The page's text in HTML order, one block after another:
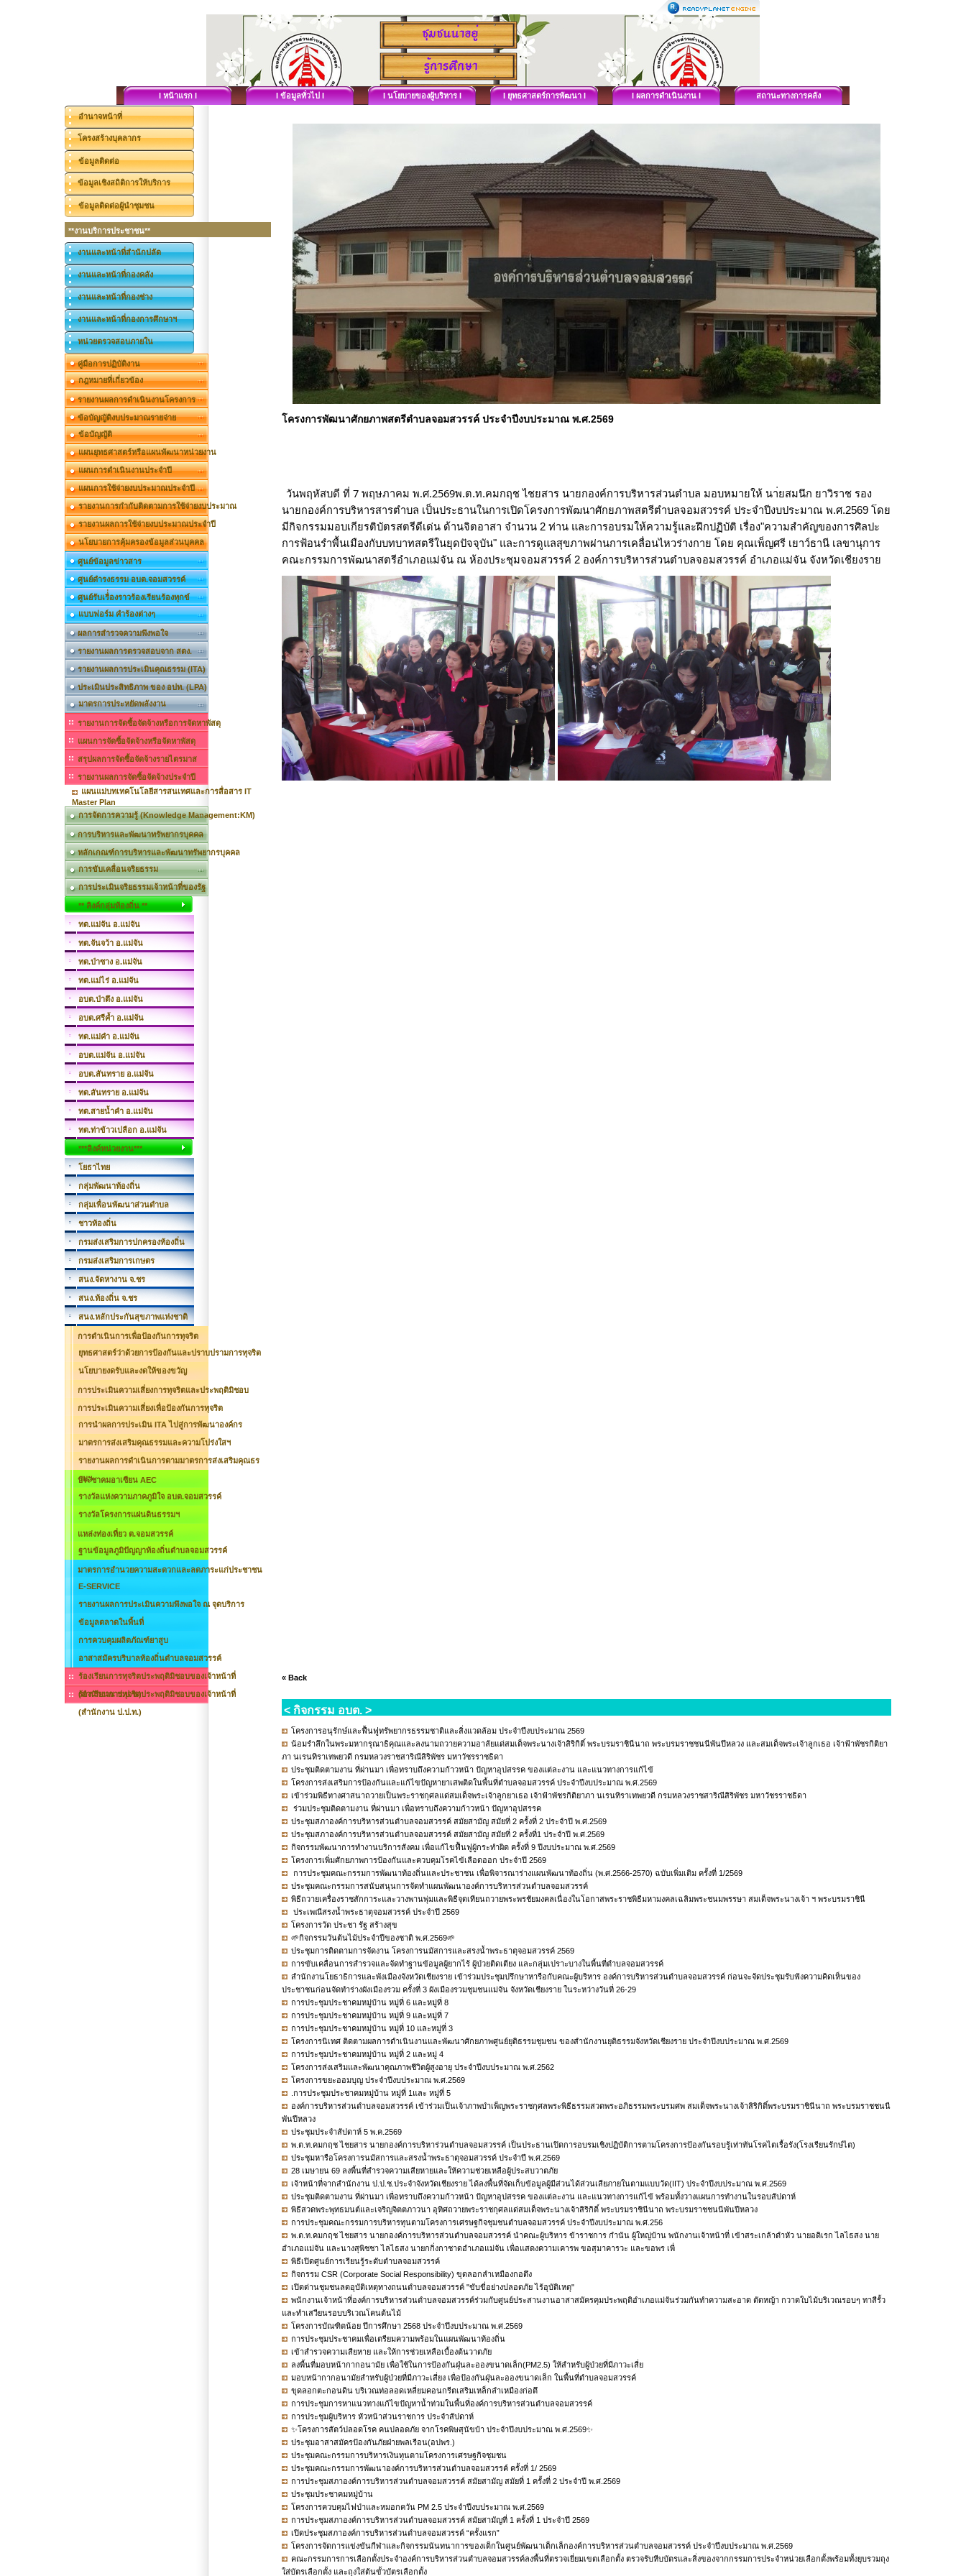
I หน้าแรก I I ข้อมูลทั่วไป I I นโยบายของผู้บริหาร I I ยุทธศาสตร์การพัฒนา I I ผลการดำเนินงาน I สถานะทางการคลัง
อำนาจหน้าที่
โครงสร้างบุคลากร
ข้อมูลติดต่อ
ข้อมูลเชิงสถิติการให้บริการ
ข้อมูลติดต่อผู้นำชุมชน
**งานบริการประชาชน**
งานและหน้าที่สำนักปลัด
งานและหน้าที่กองคลัง
งานและหน้าที่กองช่าง
งานและหน้าที่กองการศึกษาฯ
หน่วยตรวจสอบภายใน
คู่มือการปฏิบัติงาน
กฎหมายที่เกี่ยวข้อง
รายงานผลการดำเนินงานโครงการ
ข้อบัญญัติงบประมาณรายจ่าย
ข้อบัญญัติ
แผนยุทธศาสตร์หรือแผนพัฒนาหน่วยงาน
แผนการดำเนินงานประจำปี
แผนการใช้จ่ายงบประมาณประจำปี
รายงานการกำกับติดตามการใช้จ่ายงบประมาณ
รายงานผลการใช้จ่ายงบประมาณประจำปี
นโยบายการคุ้มครองข้อมูลส่วนบุคคล
ศูนย์ข้อมูลข่าวสาร
ศูนย์ดำรงธรรม อบต.จอมสวรรค์
ศูนย์รับเรื่่องราวร้องเรียนร้องทุกข์
แบบฟอร์ม คำร้องต่างๆ
ผลการสำรวจความพึงพอใจ
รายงานผลการตรวจสอบจาก สตง.
รายงานผลการประเมินคุณธรรม (ITA)
ประเมินประสิทธิภาพ ของ อปท. (LPA)
มาตรการประหยัดพลังงาน
รายงานการจัดซื้อจัดจ้างหรือการจัดหาพัสดุ
แผนการจัดซื้อจัดจ้างหรือจัดหาพัสดุ
สรุปผลการจัดซื้อจัดจ้างรายไตรมาส
รายงานผลการจัดซื้อจัดจ้างประจำปี
แผนแม่บทเทคโนโลยีสารสนเทศและการสื่อสาร IT
Master Plan
การจัดการความรู้ (Knowledge Management:KM)
การบริหารและพัฒนาทรัพยากรบุคคล
หลักเกณฑ์การบริหารและพัฒนาทรัพยากรบุคคล
การขับเคลื่อนจริยธรรม
การประเมินจริยธรรมเจ้าหน้าที่ของรัฐ
** ลิงค์กลุ่มท้องถิ่น **
ทต.แม่จัน อ.แม่จัน
ทต.จันจว้า อ.แม่จัน
ทต.ป่าซาง อ.แม่จัน
ทต.แม่ไร่ อ.แม่จัน
อบต.ป่าตึง อ.แม่จัน
อบต.ศรีค้ำ อ.แม่จัน
ทต.แม่คำ อ.แม่จัน
อบต.แม่จัน อ.แม่จัน
อบต.สันทราย อ.แม่จัน
ทต.สันทราย อ.แม่จัน
ทต.สายน้ำคำ อ.แม่จัน
ทต.ท่าข้าวเปลือก อ.แม่จัน
***ลิงค์หน่วยงาน***
โยธาไทย
กลุ่มพัฒนาท้องถิ่น
กลุ่มเพื่อนพัฒนาส่วนตำบล
ชาวท้องถิ่น
กรมส่งเสริมการปกครองท้องถิ่น
กรมส่งเสริมการเกษตร
สนง.จัดหางาน จ.ชร
สนง.ท้องถิ่น จ.ชร
สนง.หลักประกันสุขภาพแห่งชาติ
การดำเนินการเพื่อป้องกันการทุจริต
ยุทธศาสตร์ว่าด้วยการป้องกันและปราบปรามการทุจริต
นโยบายงดรับและงดให้ของขวัญ
การประเมินความเสี่ยงการทุจริตและประพฤติมิชอบ
การประเมินความเสี่ยงเพื่อป้องกันการทุจริต
การนำผลการประเมิน ITA ไปสู่การพัฒนาองค์กร
มาตรการส่งเสริมคุณธรรมและความโปร่งใสฯ
รายงานผลการดำเนินการตามมาตรการส่งเสริมคุณธร
รมฯ
ประชาคมอาเซียน AEC
รางวัลแห่งความภาคภูมิใจ อบต.จอมสวรรค์
รางวัลโครงการแผ่นดินธรรมฯ
แหล่งท่องเที่ยว ต.จอมสวรรค์
ฐานข้อมูลภูมิปัญญาท้องถิ่นตำบลจอมสวรรค์
มาตรการอำนวยความสะดวกและลดภาระแก่ประชาชน
E-SERVICE
รายงานผลการประเมินความพึงพอใจ ณ จุดบริการ
ข้อมูลตลาดในพื้นที่
การควบคุมผลิตภัณฑ์ยาสูบ
อาสาสมัครบริบาลท้องถิ่นตำบลจอมสวรรค์
ร้องเรียนการทุจริตประพฤติมิชอบของเจ้าหน้าที่
(สำนักงาน ป.ป.ช.)
ร้องเรียนการทุจริตประพฤติมิชอบของเจ้าหน้าที่
(สำนักงาน ป.ป.ท.)
โครงการพัฒนาศักยภาพสตรีตำบลจอมสวรรค์ ประจำปีงบประมาณ พ.ศ.2569
วันพฤหัสบดี ที่ 7 พฤษภาคม พ.ศ.2569พ.ต.ท.คมกฤช ไชยสาร นายกองค์การบริหารส่วนตำบล มอบหมายให้ นา่ยสมนึก ยาวิราช รอง
นายกองค์การบริหารสารตำบล เป็นประธานในการเปิดโครงการพัฒนาศักยภาพสตรีตำบลจอมสวรรค์ ประจำปีงบประมาณ พ.ศ.2569 โดย
มีกิจกรรมมอบเกียรติบัตรสตรีดีเด่น ด้านจิตอาสา จำนวน 2 ท่าน และการอบรมให้ความรู้และฝึกปฏิบัติ เรื่อง"ความสำคัญของการศิลปะ
การฟ้อนรำพื้นเมืองกับบทบาทสตรีในยุดปัจจุบัน" และการดูแลสุขภาพผ่านการเคลื่อนไหวร่างกาย โดย คุณเพ็ญศรี เยาว์ธานี เลขานุการ
คณะกรรมการพัฒนาสตรีอำเภอแม่จัน ณ ห้องประชุมจอมสวรรค์ 2 องค์การบริหารส่วนตำบลจอมสวรรค์ อำเภอแม่จัน จังหวัดเชียงราย
« Back
< กิจกรรม อบต. >
โครงการอนุรักษ์และฟื้นฟูทรัพยากรธรรมชาติและสิ่งแวดล้อม ประจำปีงบประมาณ 2569
น้อมรำลึกในพระมหากรุณาธิคุณและลงนามถวายความอาลัยแด่สมเด็จพระนางเจ้าสิริกิติ์ พระบรมราชินีนาถ พระบรมราชชนนีพันปีหลวง และสมเด็จพระเจ้าลูกเธอ เจ้าฟ้าพัชรกิติยา
ภา นเรนทิราเทพยวดี กรมหลวงราชสาริณีสิริพัชร มหาวัชรราชธิดา
ประชุมติดตามงาน ที่ผ่านมา เพื่อทราบถึงความก้าวหน้า ปัญหาอุปสรรค ของแต่ละงาน และแนวทางการแก้ไข้
โครงการส่งเสริมการป้องกันและแก้ไขปัญหายาเสพติดในพื้นที่ตำบลจอมสวรรค์ ประจำปีงบประมาณ พ.ศ.2569
เข้าร่วมพิธีทางศาสนาถวายเป็นพระราชกุศลแด่สมเด็จพระเจ้าลูกยาเธอ เจ้าฟ้าพัชรกิติยาภา นเรนทิราเทพยวดี กรมหลวงราชสาริณีสิริพัชร มหาวัชรราชธิดา
ร่วมประชุมติดตามงาน ที่ผ่านมา เพื่อทราบถึงความก้าวหน้า ปัญหาอุปสรรค
ประชุมสภาองค์การบริหารส่วนตำบลจอมสวรรค์ สมัยสามัญ สมัยที่ 2 ครั้งที่ 2 ประจำปี พ.ศ.2569
ประชุมสภาองค์การบริหารส่วนตำบลจอมสวรรค์ สมัยสามัญ สมัยที่ 2 ครั้งที่1 ประจำปี พ.ศ.2569
กิจกรรมพัฒนาการทำงานบริการสังคม เพื่อแก้ไขฟื้นฟูผู้กระทำผิด ครั้งที่ 9 ปีงบประมาณ พ.ศ.2569
โครงการเพิ่มศักยภาพการป้องกันและควบคุมโรคไข้เลือดออก ประจำปี 2569
การประชุมคณะกรรมการพัฒนาท้องถิ่นและประชาชน เพื่อพิจารณาร่างแผนพัฒนาท้องถิ่น (พ.ศ.2566-2570) ฉบับเพิ่มเติม ครั้งที่ 1/2569
ประชุมคณะกรรมการสนับสนุนการจัดทำแผนพัฒนาองค์การบริหารส่วนตำบลจอมสวรรค์
พิธีถวายเครื่องราชสักการะและวางพานพุ่มและพิธีจุดเทียนถวายพระพรชัยมงคลเนื่องในโอกาสพระราชพิธีมหามงคลเฉลิมพระชนมพรรษา สมเด็จพระนางเจ้า ฯ พระบรมราชินี
ประเพณีสรงน้ำพระธาตุจอมสวรรค์ ประจำปี 2569
โครงการวัด ประชา รัฐ สร้างสุข
🌱กิจกรรมวันต้นไม้ประจำปีของชาติ พ.ศ.2569🌱
ประชุมการติดตามการจัดงาน โครงการนมัสการและสรงน้ำพระธาตุจอมสวรรค์ 2569
การขับเคลื่อนการสำรวจและจัดทำฐานข้อมูลผู้ยากไร้ ผู้ป่วยติดเตียง และกลุ่มเปราะบางในพื้นที่ตำบลจอมสวรรค์
สำนักงานโยธาธิการและพังเมืองจังหวัดเชียงราย เข้าร่วมประชุมปรึกษาหารือกับคณะผู้บริหาร องค์การบริหารส่วนตำบลจอมสวรรค์ ก่อนจะจัดประชุมรับฟังความคิดเห็นของ
ประชาชนก่อนจัดทำร่างผังเมืองรวม ครั้งที่ 3 ผังเมืองรวมชุมชนแม่จัน จังหวัดเชียงราย ในระหว่างวันที่ 26-29
การประชุมประชาคมหมู่บ้าน หมู่ที่ 6 และหมู่ที่ 8
การประชุมประชาคมหมู่บ้าน หมู่ที่ 9 และหมู่ที่ 7
การประชุมประชาคมหมู่บ้าน หมู่ที่ 10 และหมู่ที่ 3
โครงการนิเทศ ติดตามผลการดำเนินงานและพัฒนาศักยภาพศูนย์ยุติธรรมชุมชน ของสำนักงานยุติธรรมจังหวัดเชียงราย ประจำปีงบประมาณ พ.ศ.2569
การประชุมประชาคมหมู่บ้าน หมู่ที่ 2 และหมู่ 4
โครงการส่งเสริมและพัฒนาคุณภาพชีวิตผู้สูงอายุ ประจำปีงบประมาณ พ.ศ.2562
โครงการขยะออมบุญ ประจำปีงบประมาณ พ.ศ.2569
.การประชุมประชาคมหมู่บ้าน หมู่ที่ 1และ หมู่ที่ 5
องค์การบริหารส่วนตำบลจอมสวรรค์ เข้าร่วมเป็นเจ้าภาพบำเพ็ญพระราชกุศลพระพิธีธรรมสวดพระอภิธรรมพระบรมศพ สมเด็จพระนางเจ้าสิริกิติ์พระบรมราชินีนาถ พระบรมราชชนนี
พันปีหลวง
ประชุมประจำสัปดาห์ 5 พ.ค.2569
พ.ต.ท.คมกฤช ไชยสาร นายกองค์การบริหาร่วนตำบลจอมสวรรค์ เป็นประธานเปิดการอบรมเชิงปฏิบัติการตามโครงการป้องกันรอบรู้เท่าทันโรคไตเรื้อรัง(โรงเรียนรักษ์ไต)
ประชุมหารือโครงการนมัสการและสรงน้ำพระธาตุจอมสวรรค์ ประจำปี พ.ศ.2569
28 เมษายน 69 ลงพื้นที่สำรวจความเสียหายและให้ความช่วยเหลือผู้ประสบวาตภัย
เจ้าหน้าที่จากสำนักงาน ป.ป.ช.ประจำจังหวัดเชียงราย ได้ลงพื้นที่จัดเก็บข้อมูลผู้มีส่วนได้ส่วนเสียภายในตามแบบวัด(IIT) ประจำปีงบประมาณ พ.ศ.2569
ประชุมติดตามงาน ที่ผ่านมา เพื่อทราบถึงความก้าวหน้า ปัญหาอุปสรรค ของแต่ละงาน และแนวทางการแก้ไข้ พร้อมทั้งวางแผนการทำงานในรอบสัปดาห์
พิธีสวดพระพุทธมนต์และเจริญจิตตภาวนา อุทิศถวายพระราชกุศลแด่สมเด็จพระนางเจ้าสิริกิติ์ พระบรมราชินีนาถ พระบรมราชชนนีพันปีหลวง
การประชุมคณะกรรมการบริหารทุนตามโครงการเศรษฐกิจชุมชนตำบลจอมสวรรค์ ประจำปีงบประมาณ พ.ศ.256
พ.ต.ท.คมกฤช ไชยสาร นายกองค์การบริหารส่วนตำบลจอมสวรรค์ นำคณะผู้บริหาร ข้าราชการ กำนัน ผู้ใหญ่บ้าน พนักงานเจ้าหน้าที่ เข้าสระเกล้าดำหัว นายอดิเรก ไลไธสง นาย
อำเภอแม่จัน และนางสุพิชชา ไลไธสง นายกกิ่งกาชาดอำเภอแม่จัน เพื่อแสดงความเคารพ ขอสุมาคารวะ และขอพร เพื่
พิธีเปิดศูนย์การเรียนรู้ระดับตำบลจอมสวรรค์
กิจกรรม CSR (Corporate Social Responsibility) ขุดลอกลำเหมืองกอตึง
เปิดด่านชุมชนลดอุบัติเหตุทางถนนตำบลจอมสวรรค์ "ขับขี่อย่างปลอดภัย ไร้อุบัติเหตุ"
พนักงานเจ้าหน้าที่องค์การบริหารส่วนตำบลจอมสวรรค์ร่วมกับศูนย์ประสานงานอาสาสมัครคุมประพฤติอำเภอแม่จันร่วมกันทำความสะอาด ตัดหญ้า กวาดใบไม้บริเวณรอบๆ ทาสีรั้ว
และทำเสวียนรอบบริเวณโคนต้นไม้
โครงการบัณฑิตน้อย ปีการศึกษา 2568 ประจำปีงบประมาณ พ.ศ.2569
การประชุมประชาคมเพื่อเตรียมความพร้อมในแผนพัฒนาท้องถิ่น
เข้าสำรวจความเสียหาย และให้การช่วยเหลือเบื้องต้นวาตภัย
ลงพื้นที่มอบหน้ากากอนามัย เพื่อใช้ในการป้องกันฝุ่นละอองขนาดเล็ก(PM2.5) ให้สำหรับผู้ป่วยที่มีภาวะเสี่ย
มอบหน้ากากอนามัยสำหรับผู้ป่วยที่มีภาวะเสี่ยง เพื่อป้องกันฝุ่นละอองขนาดเล็ก ในพื้นที่ตำบลจอมสวรรค์
ขุดลอกตะกอนดิน บริเวณท่อลอดเหลี่ยมคอนกรีตเสริมเหล็กลำเหมืองก่อตึ
การประชุมการหาแนวทางแก้ไขปัญหาน้ำท่วมในพื้นที่องค์การบริหารส่วนตำบลจอมสวรรค์
การประชุมผู้บริหาร หัวหน้าส่วนราชการ ประจำสัปดาห์
✨โครงการสัตว์ปลอดโรค คนปลอดภัย จากโรคพิษสุนัขบ้า ประจำปีงบประมาณ พ.ศ.2569✨
ประชุมอาสาสมัครป้องกันภัยฝ่ายพลเรือน(อปพร.)
ประชุมคณะกรรมการบริหารเงินทุนตามโครงการเศรษฐกิจชุมชน
ประชุมคณะกรรมการพัฒนาองค์การบริหารส่วนตำบลจอมสวรรค์ ครั้งที่ 1/ 2569
การประชุมสภาองค์การบริหารส่วนตำบลจอมสวรรค์ สมัยสามัญ สมัยที่ 1 ครั้งที่ 2 ประจำปี พ.ศ.2569
ประชุมประชาคมหมู่บ้าน
โครงการควบคุมไฟป่าและหมอกควัน PM 2.5 ประจำปีงบประมาณ พ.ศ.2569
การประชุมสภาองค์การบริหารส่วนตำบลจอมสวรรค์ สมัยสามัญที่ 1 ครั้งที่ 1 ประจำปี 2569
เปิดประชุมสภาองค์การบริหารส่วนตำบลจอมสวรรค์ “ครั้งแรก”
โครงการจัดการแข่งขันกีฬาและกิจกรรมนันทนาการของเด็กในศูนย์พัฒนาเด็กเล็กองค์การบริหารส่วนตำบลจอมสวรรค์ ประจำปีงบประมาณ พ.ศ.2569
คณะกรรมการการเลือกตั้งประจำองค์การบริหารส่วนตำบลจอมสวรรค์ลงพื้นที่ตรวจเยี่ยมเขตเลือกตั้ง ตรวจรับหีบบัตรและสิ่งของจากกรรมการประจำหน่วยเลือกตั้งพร้อมทั้งยุบรวมถุง
ใส่บัตรเลือกตั้ง และถุงใส่ต้นขั้วบัตรเลือกตั้ง